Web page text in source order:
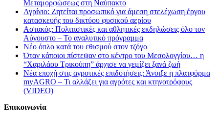
Μεταμορφώσεως στη Ναύπακτο
Αγρίνιο: Ζητείται προσωπικό για άμεση στελέχωση έργου
κατασκευής του δικτύου φυσικού αερίου
Αστακός: Πολιτιστικές και αθλητικές εκδηλώσεις όλο τον
Αύγουστο – Το αναλυτικό πρόγραμμα
Νέο όπλο κατά του εθισμού στον τζόγο
Όταν κάποιοι πίστεψαν στο κέντρο του Μεσολογγίου… η
“Χαριλάου Τρικούπη” άρχισε να γεμίζει ξανά ζωή
Νέα εποχή στις αγροτικές επιδοτήσεις: Άνοιξε η πλατφόρμα
myAGRO – Τι αλλάζει για αγρότες και κτηνοτρόφους
(VIDEO)
Επικοινωνία